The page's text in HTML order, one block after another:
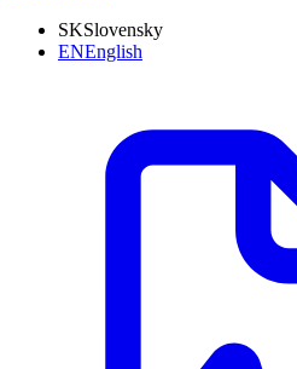
SKSlovensky
ENEnglish